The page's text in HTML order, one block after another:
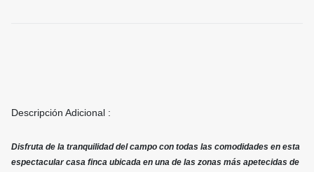
Descripción Adicional :
Disfruta de la tranquilidad del campo con todas las comodidades en esta
espectacular casa finca ubicada en una de las zonas más apetecidas de